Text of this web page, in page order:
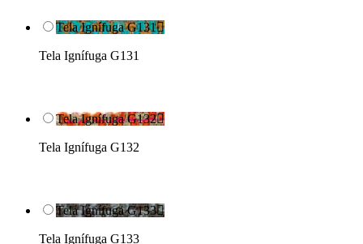
Tela Ignífuga G131
Tela Ignífuga G131
Tela Ignífuga G132
Tela Ignífuga G132
Tela Ignífuga G133
Tela Ignífuga G133